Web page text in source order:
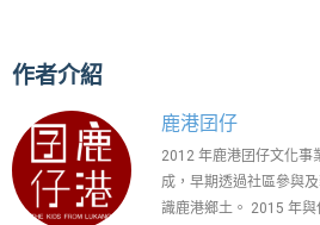
作者介紹
鹿港囝仔
2012 年鹿港囝仔文化事
成，早期透過社區參與
識鹿港鄉土。 2015 年